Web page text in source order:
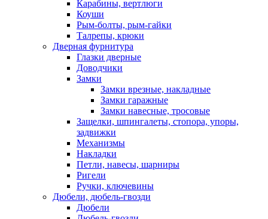
Карабины, вертлюги
Коуши
Рым-болты, рым-гайки
Талрепы, крюки
Дверная фурнитура
Глазки дверные
Доводчики
Замки
Замки врезные, накладные
Замки гаражные
Замки навесные, тросовые
Защелки, шпингалеты, стопора, упоры,
задвижки
Механизмы
Накладки
Петли, навесы, шарниры
Ригели
Ручки, ключевины
Дюбели, дюбель-гвозди
Дюбели